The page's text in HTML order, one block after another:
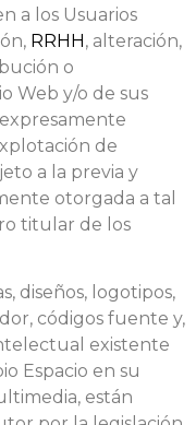
a los Usuarios
RRHH, alteración,
o
Web y/o de sus
de
a la previa y
otorgada a tal
titular de los
diseños, logotipos,
códigos fuente y,
existente
Espacio en su
están